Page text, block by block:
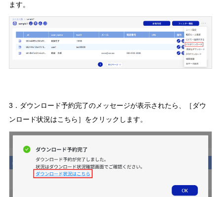
ます。
3．ダウンロード予約完了のメッセージが表示されたら、［ダウ
ンロード状況はこちら］をクリックします。